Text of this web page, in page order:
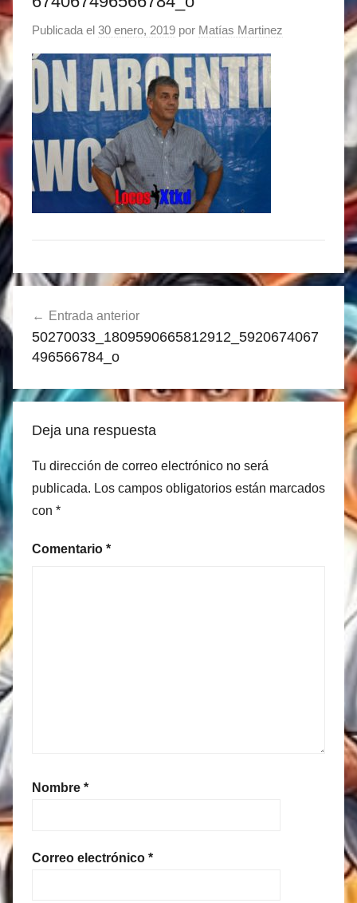
Publicada el 30 enero, 2019 por Matías Martinez
de
entradas
Entrada anterior
50270033_1809590665812912_5920674067
496566784_o
Deja una respuesta
Tu dirección de correo electrónico no será
publicada. Los campos obligatorios están marcados
con *
Comentario *
Nombre *
Correo electrónico *